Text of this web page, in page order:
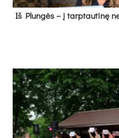
Iš Plungės – į tarptautinę